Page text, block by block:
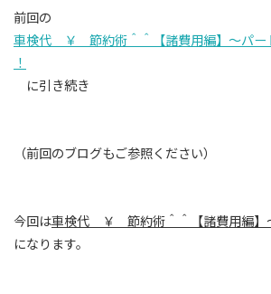
前回の
車検代 ￥ 節約術＾＾【諸費用編】～パー
！
に引き続き
（前回のブログもご参照ください）
今回は車検代 ￥ 節約術＾＾【諸費用編】
になります。